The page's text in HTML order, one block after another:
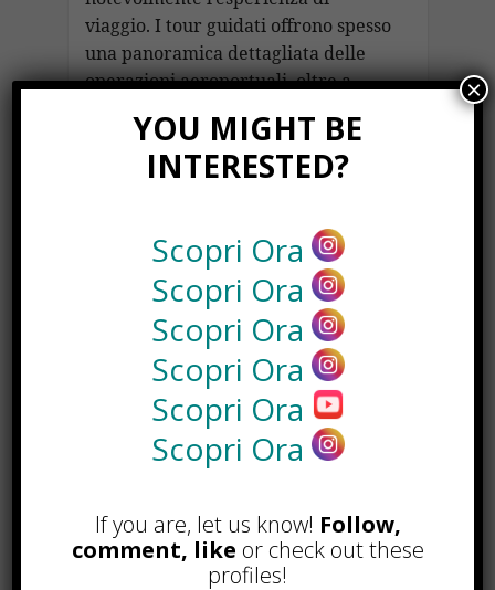
viaggio. I tour guidati offrono spesso
una panoramica dettagliata delle
operazioni aeroportuali, oltre a
ingegneristiche e architettoniche
utilizzate nella sua costruzione. È
trasporto cruciale ma anche la
creatività e l’innovazione che
definiscono l’ingegneria moderna
del Giappone.
Conclusione: Un
Icona di Progresso e
Innovazione
L’Aeroporto Internazionale di
Kansai non è solo un punto di
transito per milioni di passeggeri
YOU MIGHT BE
INTERESTED?
Scopri Ora
Scopri Ora
Scopri Ora
Scopri Ora
Scopri Ora
Scopri Ora
If you are, let us know! Follow,
comment, like or check out these
profiles!
×